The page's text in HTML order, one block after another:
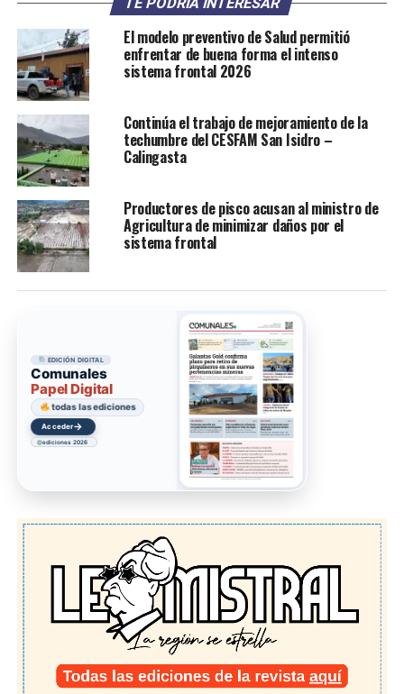
TE PODRÍA INTERESAR
El modelo preventivo de Salud permitió
enfrentar de buena forma el intenso
sistema frontal 2026
Continúa el trabajo de mejoramiento de la
techumbre del CESFAM San Isidro –
Calingasta
Productores de pisco acusan al ministro de
Agricultura de minimizar daños por el
sistema frontal
EDICIÓN DIGITAL
Comunales
Papel Digital
todas las ediciones
Acceder→
ediciones 2026